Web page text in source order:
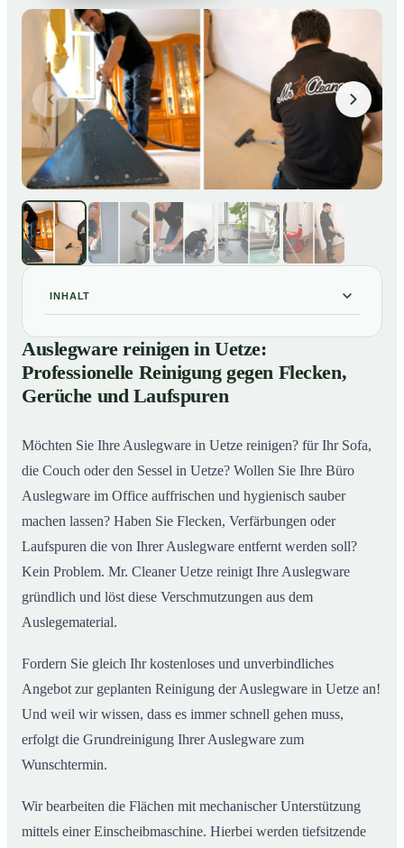
INHALT
01 Auslegware reinigen in Uetze: Professionelle
Reinigung gegen Flecken, Gerüche und Laufspuren
02 So wird Auslegware in Uetze professionell gereinigt
Auslegware reinigen in Uetze:
Professionelle Reinigung gegen Flecken,
Gerüche und Laufspuren
Möchten Sie Ihre Auslegware in Uetze reinigen? für Ihr Sofa,
die Couch oder den Sessel in Uetze? Wollen Sie Ihre Büro
Auslegware im Office auffrischen und hygienisch sauber
machen lassen? Haben Sie Flecken, Verfärbungen oder
Laufspuren die von Ihrer Auslegware entfernt werden soll?
Kein Problem. Mr. Cleaner Uetze reinigt Ihre Auslegware
gründlich und löst diese Verschmutzungen aus dem
Auslegematerial.
Fordern Sie gleich Ihr kostenloses und unverbindliches
Angebot zur geplanten Reinigung der Auslegware in Uetze an!
Und weil wir wissen, dass es immer schnell gehen muss,
erfolgt die Grundreinigung Ihrer Auslegware zum
Wunschtermin.
Wir bearbeiten die Flächen mit mechanischer Unterstützung
mittels einer Einscheibmaschine. Hierbei werden tiefsitzende